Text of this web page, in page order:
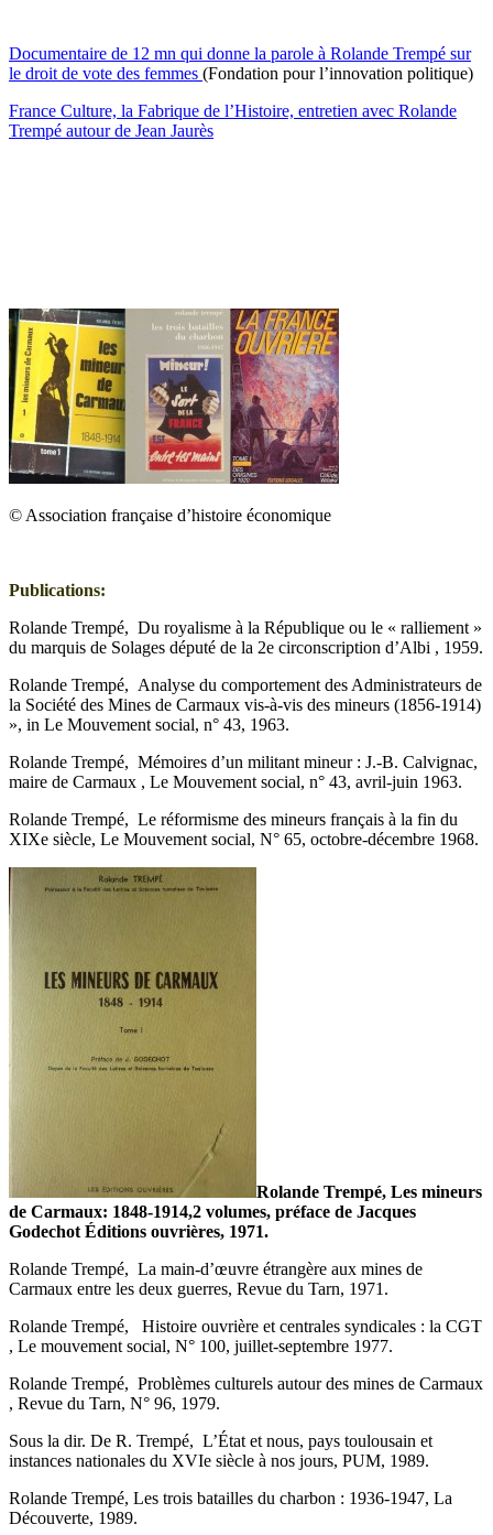
Documentaire de 12 mn qui donne la parole à Rolande Trempé sur
le droit de vote des femmes (Fondation pour l’innovation politique)
France Culture, la Fabrique de l’Histoire, entretien avec Rolande
Trempé autour de Jean Jaurès
© Association française d’histoire économique
Publications:
Rolande Trempé, Du royalisme à la République ou le « ralliement »
du marquis de Solages député de la 2e circonscription d’Albi , 1959.
Rolande Trempé, Analyse du comportement des Administrateurs de
la Société des Mines de Carmaux vis-à-vis des mineurs (1856-1914)
», in Le Mouvement social, n° 43, 1963.
Rolande Trempé, Mémoires d’un militant mineur : J.-B. Calvignac,
maire de Carmaux , Le Mouvement social, n° 43, avril-juin 1963.
Rolande Trempé, Le réformisme des mineurs français à la fin du
XIXe siècle, Le Mouvement social, N° 65, octobre-décembre 1968.
Rolande Trempé, Les mineurs
de Carmaux: 1848-1914,2 volumes, préface de Jacques
Godechot Éditions ouvrières, 1971.
Rolande Trempé, La main-d’œuvre étrangère aux mines de
Carmaux entre les deux guerres, Revue du Tarn, 1971.
Rolande Trempé, Histoire ouvrière et centrales syndicales : la CGT
, Le mouvement social, N° 100, juillet-septembre 1977.
Rolande Trempé, Problèmes culturels autour des mines de Carmaux
, Revue du Tarn, N° 96, 1979.
Sous la dir. De R. Trempé, L’État et nous, pays toulousain et
instances nationales du XVIe siècle à nos jours, PUM, 1989.
Rolande Trempé, Les trois batailles du charbon : 1936-1947, La
Découverte, 1989.